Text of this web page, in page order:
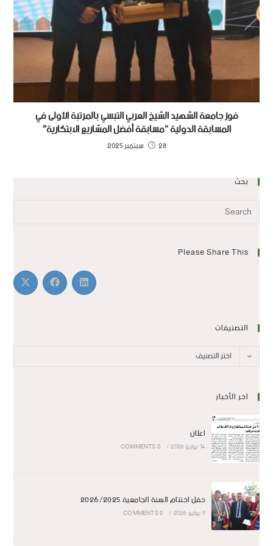
فوز جامعة الشهيد الشيخ العربي التبسي بالمرتبة الأولى في
المسابقة الدولية “مسابقة أفضل المشاريع الابتكارية”
28 سبتمبر 2025
بحث
Please Share This
التصنيفات
اختر التصنيف
اخر الأخبار
اعلان
14 يوليو 2026 /
0 COMMENTS
حفل اختتام السنة الجامعية 2026/2025
9 يوليو 2026 /
0 COMMENTS